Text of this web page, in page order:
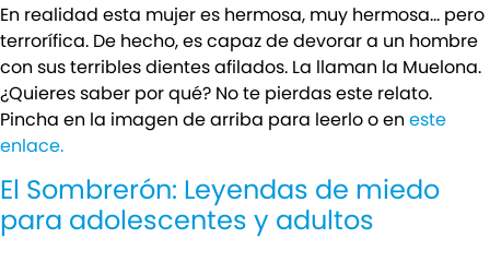
En realidad esta mujer es hermosa, muy hermosa… pero
terrorífica. De hecho, es capaz de devorar a un hombre
con sus terribles dientes afilados. La llaman la Muelona.
¿Quieres saber por qué? No te pierdas este relato.
Pincha en la imagen de arriba para leerlo o eneste
enlace.
El Sombrerón: Leyendas de miedo
para adolescentes y adultos